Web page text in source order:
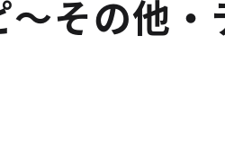
その他・